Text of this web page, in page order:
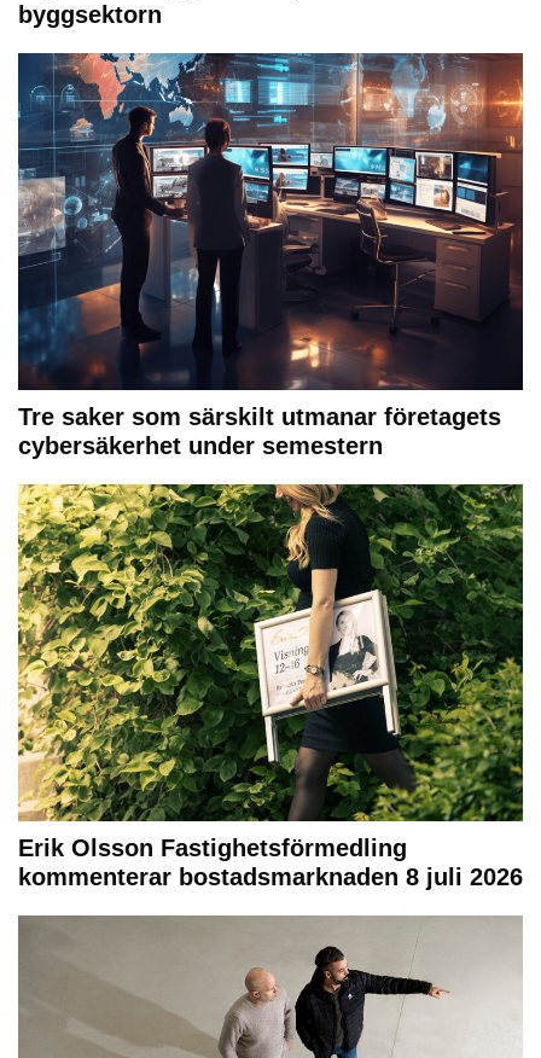
byggsektorn
Tre saker som särskilt utmanar företagets
cybersäkerhet under semestern
Erik Olsson Fastighetsförmedling
kommenterar bostadsmarknaden 8 juli 2026